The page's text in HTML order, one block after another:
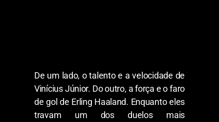
De um lado, o talento e a velocidade de
Vinícius Júnior. Do outro, a força e o faro
de gol de Erling Haaland. Enquanto eles
travam um dos duelos mais